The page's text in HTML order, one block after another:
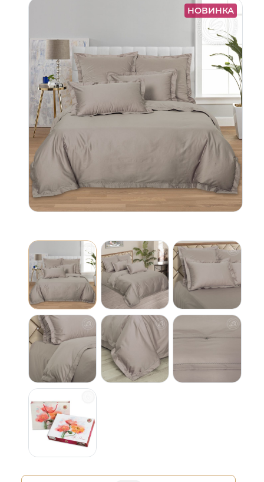
НОВИНКА